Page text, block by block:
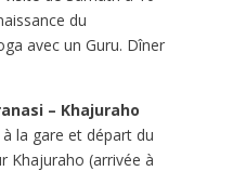
du
avec un Guru. Dîner
– Khajuraho
la gare et départ du
Khajuraho (arrivée à